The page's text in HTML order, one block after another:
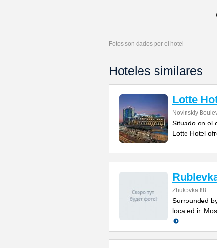
Fotos son dados por el hotel
Hoteles similares
Lotte
Novinskiy
Situado en el
Lotte Hotel
Zhukovka 88
Surrounded
located in